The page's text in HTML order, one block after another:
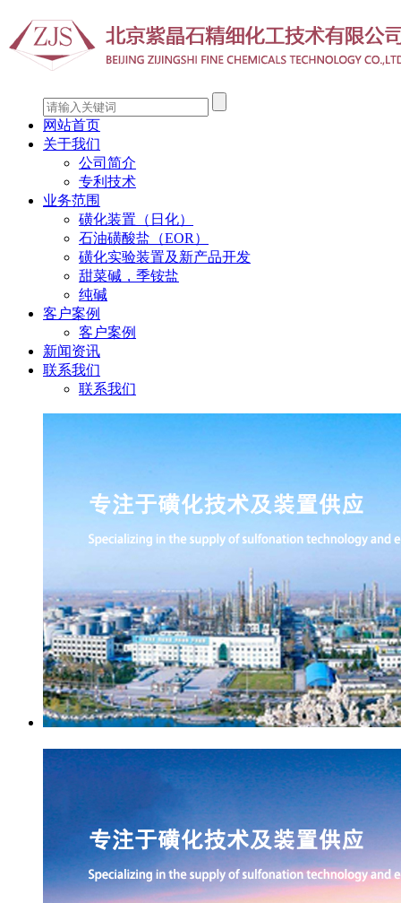
网站首页
关于我们
公司简介
专利技术
业务范围
磺化装置（日化）
石油磺酸盐（EOR）
磺化实验装置及新产品开发
甜菜碱，季铵盐
纯碱
客户案例
客户案例
新闻资讯
联系我们
联系我们